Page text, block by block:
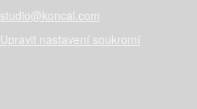
studio@koncal.com
Upravit nastavení soukromí